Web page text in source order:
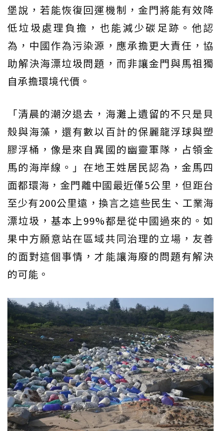
堡說，若能恢復回運機制，金門將能有效降
低垃圾處理負擔，也能減少碳足跡。他認
為，中國作為污染源，應承擔更大責任，協
助解決海漂垃圾問題，而非讓金門與馬祖獨
自承擔環境代價。
「清晨的潮汐退去，海灘上遺留的不只是貝
殼與海藻，還有數以百計的保麗龍浮球與塑
膠浮桶，像是來自異國的幽靈軍隊，占領金
馬的海岸線。」在地王姓居民認為，金馬四
面都環海，金門離中國最近僅5公里，但距台
至少有200公里遠，換言之這些民生、工業海
漂垃圾，基本上99%都是從中國過來的。如
果中方願意站在區域共同治理的立場，友善
的面對這個事情，才能讓海廢的問題有解決
的可能。